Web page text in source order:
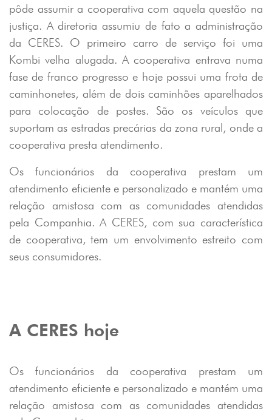
pôde assumir a cooperativa com aquela questão na
justiça. A diretoria assumiu de fato a administração
da CERES. O primeiro carro de serviço foi uma
Kombi velha alugada. A cooperativa entrava numa
fase de franco progresso e hoje possui uma frota de
caminhonetes, além de dois caminhões aparelhados
para colocação de postes. São os veículos que
suportam as estradas precárias da zona rural, onde a
cooperativa presta atendimento.
Os funcionários da cooperativa prestam um
atendimento eficiente e personalizado e mantém uma
relação amistosa com as comunidades atendidas
pela Companhia. A CERES, com sua característica
de cooperativa, tem um envolvimento estreito com
seus consumidores.
A CERES hoje
Os funcionários da cooperativa prestam um
atendimento eficiente e personalizado e mantém uma
relação amistosa com as comunidades atendidas